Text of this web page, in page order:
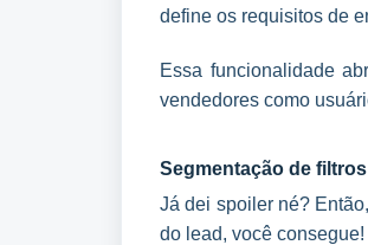
define os requisitos de
Essa funcionalidade
vendedores como
Segmentação de filtros
Já dei spoiler né?
do lead, você consegue!